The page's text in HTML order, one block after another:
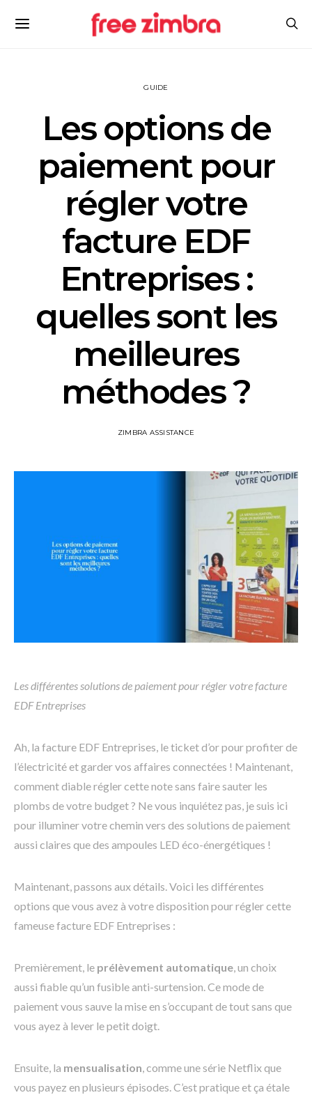
GUIDE
Les options de
paiement pour
régler votre
facture EDF
Entreprises :
quelles sont les
meilleures
méthodes ?
ZIMBRA ASSISTANCE
Les différentes solutions de paiement pour régler votre facture
EDF Entreprises
Ah, la facture EDF Entreprises, le ticket d’or pour profiter de
l’électricité et garder vos affaires connectées ! Maintenant,
comment diable régler cette note sans faire sauter les
plombs de votre budget ? Ne vous inquiétez pas, je suis ici
pour illuminer votre chemin vers des solutions de paiement
aussi claires que des ampoules LED éco-énergétiques !
Maintenant, passons aux détails. Voici les différentes
options que vous avez à votre disposition pour régler cette
fameuse facture EDF Entreprises :
Premièrement, le prélèvement automatique, un choix
aussi fiable qu’un fusible anti-surtension. Ce mode de
paiement vous sauve la mise en s’occupant de tout sans que
vous ayez à lever le petit doigt.
Ensuite, la mensualisation, comme une série Netflix que
vous payez en plusieurs épisodes. C’est pratique et ça étale